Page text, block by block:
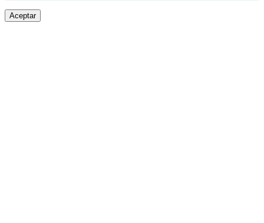
Aceptar